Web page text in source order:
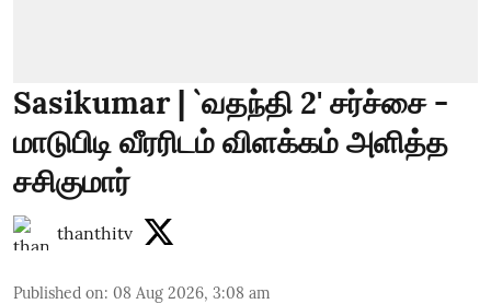
Sasikumar | `வதந்தி 2' சர்ச்சை -
மாடுபிடி வீரரிடம் விளக்கம் அளித்த
சசிகுமார்
thanthitv
Published on: 08 Aug 2026, 3:08 am